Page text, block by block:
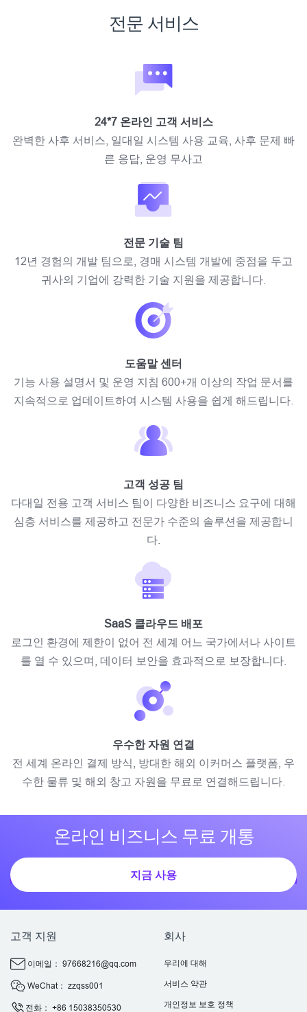
전문 서비스
24*7 온라인 고객 서비스
완벽한 사후 서비스, 일대일 시스템 사용 교육, 사후 문제 빠
른 응답, 운영 무사고
전문 기술 팀
12년 경험의 개발 팀으로, 경매 시스템 개발에 중점을 두고
귀사의 기업에 강력한 기술 지원을 제공합니다.
도움말 센터
기능 사용 설명서 및 운영 지침 600+개 이상의 작업 문서를
지속적으로 업데이트하여 시스템 사용을 쉽게 해드립니다.
고객 성공 팀
다대일 전용 고객 서비스 팀이 다양한 비즈니스 요구에 대해
심층 서비스를 제공하고 전문가 수준의 솔루션을 제공합니
다.
SaaS 클라우드 배포
로그인 환경에 제한이 없어 전 세계 어느 국가에서나 사이트
를 열 수 있으며, 데이터 보안을 효과적으로 보장합니다.
우수한 자원 연결
전 세계 온라인 결제 방식, 방대한 해외 이커머스 플랫폼, 우
수한 물류 및 해외 창고 자원을 무료로 연결해드립니다.
온라인 비즈니스 무료 개통
지금 사용
고객 지원
이메일： 97668216@qq.com
WeChat： zzqss001
전화： +86 15038350530
회사
우리에 대해
서비스 약관
개인정보 보호 정책